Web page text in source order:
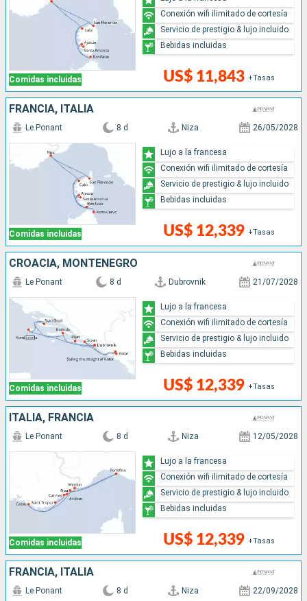
Comidas incluidas US$ 11,843 +Tasas
Conexión wifi ilimitado de cortesía
Servicio de prestigio & lujo incluido
Bebidas incluidas
FRANCIA, ITALIA
Comidas incluidas
Le Ponant 8 d Niza 26/05/2028
US$ 12,339 +Tasas
Lujo a la francesa
Conexión wifi ilimitado de cortesía
Servicio de prestigio & lujo incluido
Bebidas incluidas
CROACIA, MONTENEGRO
Comidas incluidas
Le Ponant 8 d Dubrovnik 21/07/2028
US$ 12,339 +Tasas
Lujo a la francesa
Conexión wifi ilimitado de cortesía
Servicio de prestigio & lujo incluido
Bebidas incluidas
ITALIA, FRANCIA
Comidas incluidas
Le Ponant 8 d Niza 12/05/2028
US$ 12,339 +Tasas
Lujo a la francesa
Conexión wifi ilimitado de cortesía
Servicio de prestigio & lujo incluido
Bebidas incluidas
FRANCIA, ITALIA
Le Ponant 8 d Niza 22/09/2028